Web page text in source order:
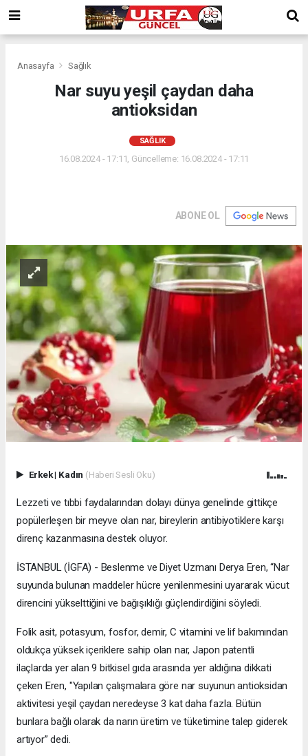
Anasayfa Sağlık
Nar suyu yeşil çaydan daha
antioksidan
SAĞLIK
16.08.2024 - 17:11, Güncelleme: 16.08.2024 - 17:11
ABONE OL
Erkek| Kadın (Haberi Sesli Oku)
Lezzeti ve tıbbi faydalarından dolayı dünya genelinde gittikçe
popülerleşen bir meyve olan nar, bireylerin antibiyotiklere karşı
direnç kazanmasına destek oluyor.
İSTANBUL (İGFA) - Beslenme ve Diyet Uzmanı Derya Eren, “Nar
suyunda bulunan maddeler hücre yenilenmesini uyararak vücut
direncini yükselttiğini ve bağışıklığı güçlendirdiğini söyledi.
Folik asit, potasyum, fosfor, demir, C vitamini ve lif bakımından
oldukça yüksek içeriklere sahip olan nar, Japon patentli
ilaçlarda yer alan 9 bitkisel gıda arasında yer aldığına dikkati
çeken Eren, "Yapılan çalışmalara göre nar suyunun antioksidan
aktivitesi yeşil çaydan neredeyse 3 kat daha fazla. Bütün
bunlara bağlı olarak da narın üretim ve tüketimine talep giderek
artıyor” dedi.